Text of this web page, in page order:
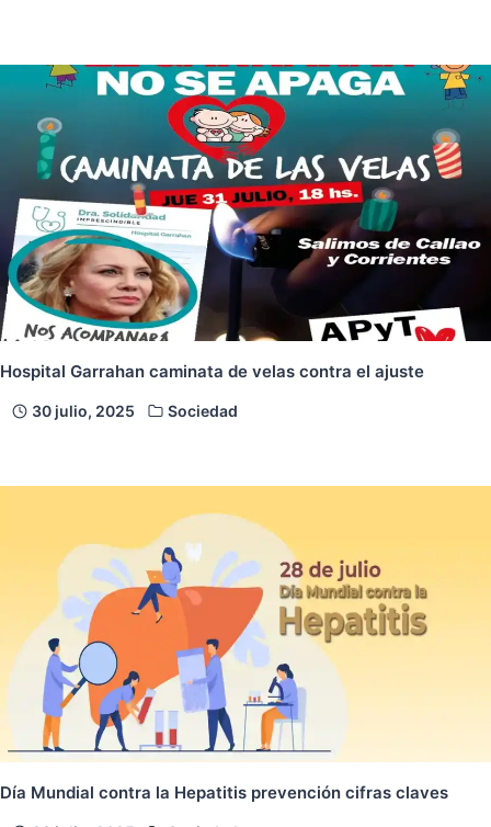
Hospital Garrahan caminata de velas contra el ajuste
30 julio, 2025 Sociedad
Día Mundial contra la Hepatitis prevención cifras claves